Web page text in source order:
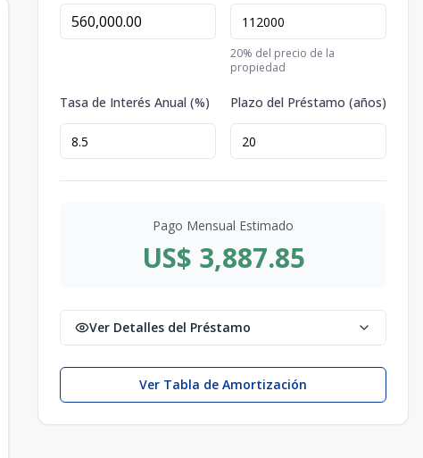
20% del precio de la
propiedad
Tasa de Interés Anual (%) Plazo del Préstamo (años)
Pago Mensual Estimado
US$ 3,887.85
Ver Detalles del Préstamo
Ver Tabla de Amortización